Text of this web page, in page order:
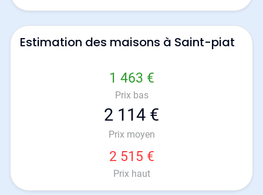
Estimation des maisons à Saint-piat
1 463 €
Prix bas
2 114 €
Prix moyen
2 515 €
Prix haut